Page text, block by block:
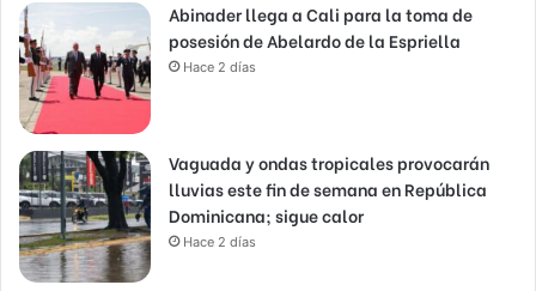
Abinader llega a Cali para la toma de
posesión de Abelardo de la Espriella
Hace 2 días
Vaguada y ondas tropicales provocarán
lluvias este fin de semana en República
Dominicana; sigue calor
Hace 2 días